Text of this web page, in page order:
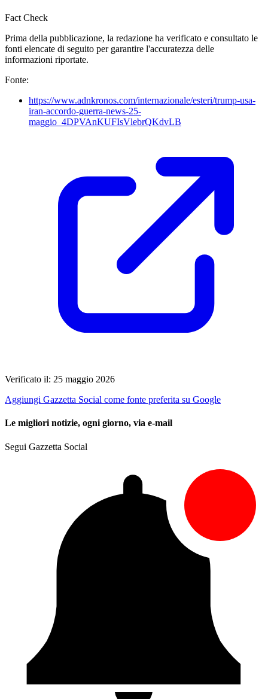
Fact Check
Prima della pubblicazione, la redazione ha verificato e consultato le
fonti elencate di seguito per garantire l'accuratezza delle
informazioni riportate.
Fonte:
https://www.adnkronos.com/internazionale/esteri/trump-usa-
iran-accordo-guerra-news-25-
maggio_4DPVAnKUFIsVlebrQKdvLB
Verificato il: 25 maggio 2026
Aggiungi Gazzetta Social come fonte preferita su Google
Le migliori notizie, ogni giorno, via e-mail
Segui Gazzetta Social